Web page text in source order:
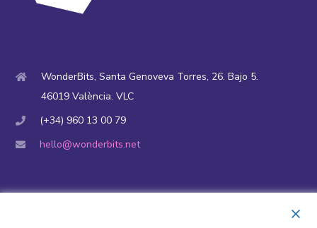
WonderBits, Santa Genoveva Torres, 26. Bajo 5.
46019 València. VLC
(+34) 960 13 00 79
hello@wonderbits.net